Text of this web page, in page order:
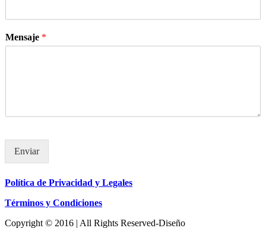
Mensaje *
Enviar
Política de Privacidad y Legales
Términos y Condiciones
Copyright © 2016 | All Rights Reserved-Diseño